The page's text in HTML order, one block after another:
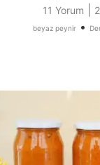
11 Yorum
beyaz peynir•